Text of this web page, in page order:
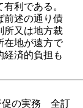
利である。
前述の通り債
所又は地方裁
在地が遠方で
経済的負担も
促の実務 全訂